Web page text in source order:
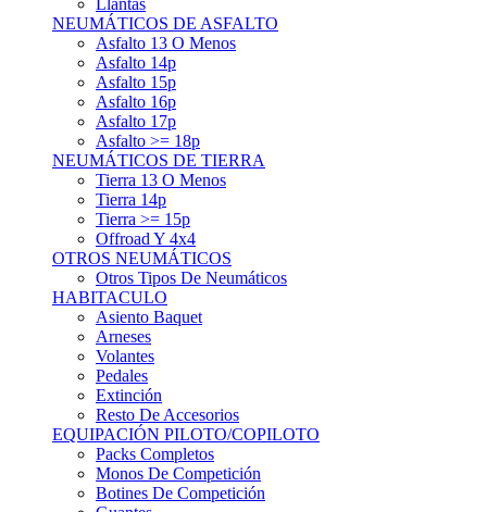
Llantas
NEUMÁTICOS DE ASFALTO
Asfalto 13 O Menos
Asfalto 14p
Asfalto 15p
Asfalto 16p
Asfalto 17p
Asfalto >= 18p
NEUMÁTICOS DE TIERRA
Tierra 13 O Menos
Tierra 14p
Tierra >= 15p
Offroad Y 4x4
OTROS NEUMÁTICOS
Otros Tipos De Neumáticos
HABITACULO
Asiento Baquet
Arneses
Volantes
Pedales
Extinción
Resto De Accesorios
EQUIPACIÓN PILOTO/COPILOTO
Packs Completos
Monos De Competición
Botines De Competición